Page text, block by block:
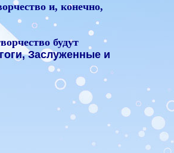
и, конечно,
будут
Заслуженные и